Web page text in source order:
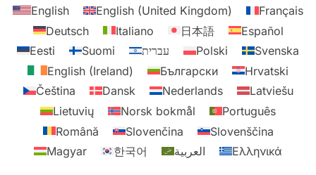
English English (United Kingdom)
Français
Deutsch
Italiano 日本語
Español
Eesti
Suomi עברית Polski
Svenska
English (Ireland)
Български
Hrvatski
Čeština
Dansk Nederlands
Latviešu
Lietuvių
Norsk bokmål
Português
Română
Slovenčina
Slovenščina
Magyar
한국어 العربية Ελληνικά